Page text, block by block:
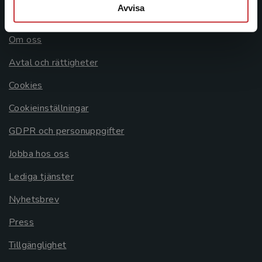
Avvisa
Om oss
Avtal och rättigheter
Cookies
Cookieinställningar
GDPR och personuppgifter
Jobba hos oss
Lediga tjänster
Nyhetsbrev
Press
Tillgänglighet